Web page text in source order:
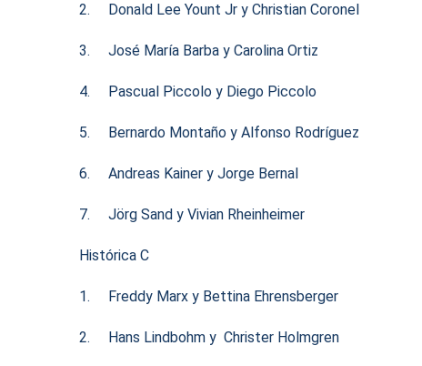
2. Donald Lee Yount Jr y Christian Coronel
3. José María Barba y Carolina Ortiz
4. Pascual Piccolo y Diego Piccolo
5. Bernardo Montaño y Alfonso Rodríguez
6. Andreas Kainer y Jorge Bernal
7. Jörg Sand y Vivian Rheinheimer
Histórica C
1. Freddy Marx y Bettina Ehrensberger
2. Hans Lindbohm y Christer Holmgren